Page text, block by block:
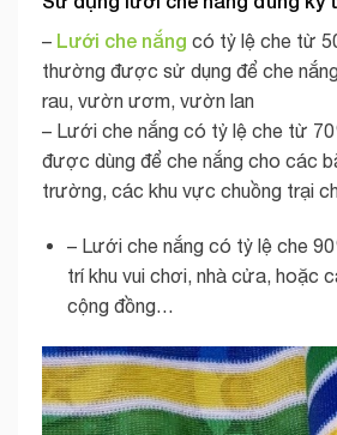
– Lưới che nắng có tỷ lệ che từ
thường được sử dụng để che
rau, vườn ươm, vườn lan
– Lưới che nắng có tỷ lệ che từ
được dùng để che nắng cho các
trường, các khu vực chuồng trại
– Lưới che nắng có tỷ lệ che
trí khu vui chơi, nhà cửa, hoặc
cộng đồng…